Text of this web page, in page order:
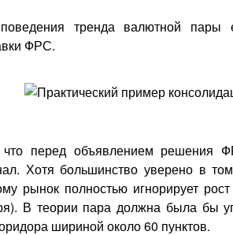
тренда валютной пары
ФРС.
перед объявлением решения
Хотя большинство уверено в
рынок полностью игнорирует
В теории пара должна была бы
шириной около 60 пунктов.